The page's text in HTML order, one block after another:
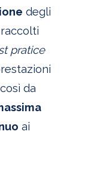
degli
pratice
da
ai